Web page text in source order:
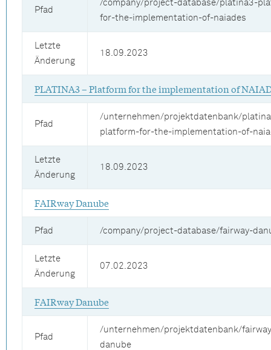
Pfad
/company/project-database/platina3-
for-the-implementation-of-naiades
Letzte
Änderung
18.09.2023
PLATINA3 – Platform for the implementation of
Pfad
/unternehmen/projektdatenbank/
platform-for-the-implementation-of-
Letzte
Änderung
18.09.2023
FAIRway Danube
Pfad /company/project-database/fairway-
Letzte
Änderung
07.02.2023
FAIRway Danube
Pfad
/unternehmen/projektdatenbank/
danube